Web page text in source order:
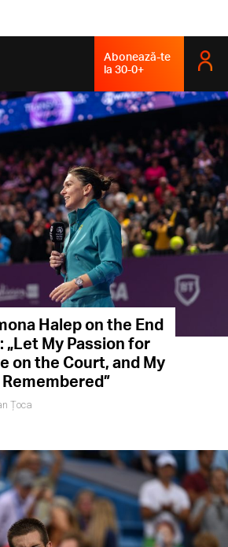
Abonează-te
la 30-0+
Halep on the End
„Let My Passion for
on the Court, and My
Țoca